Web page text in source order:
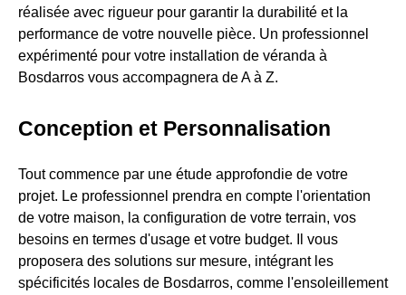
réalisée avec rigueur pour garantir la durabilité et la
performance de votre nouvelle pièce. Un professionnel
expérimenté pour votre installation de véranda à
Bosdarros vous accompagnera de A à Z.
Conception et Personnalisation
Tout commence par une étude approfondie de votre
projet. Le professionnel prendra en compte l'orientation
de votre maison, la configuration de votre terrain, vos
besoins en termes d'usage et votre budget. Il vous
proposera des solutions sur mesure, intégrant les
spécificités locales de Bosdarros, comme l'ensoleillement